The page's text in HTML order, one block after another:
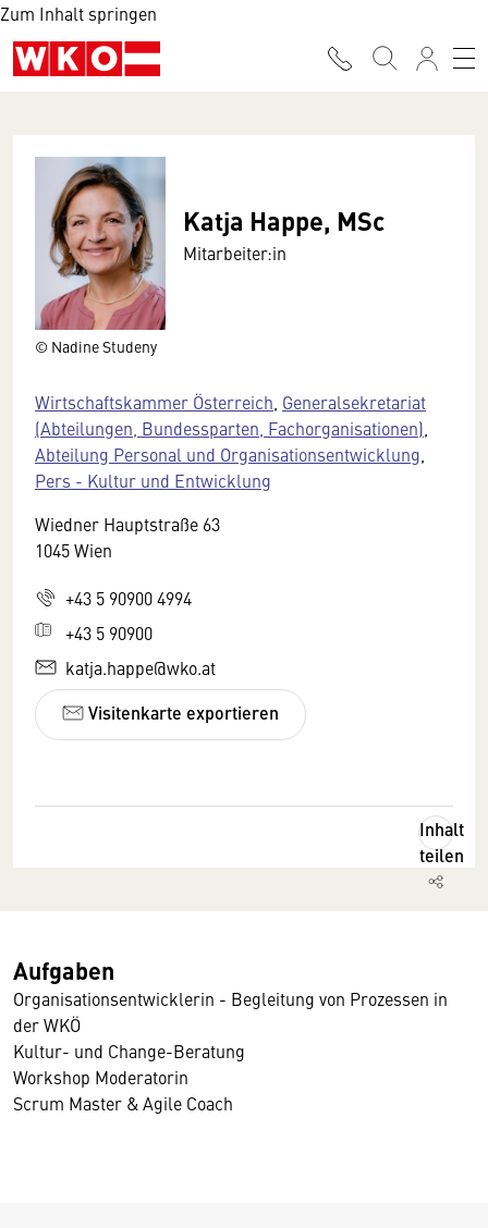
Zum Inhalt springen
© Nadine Studeny
Katja Happe, MSc
Mitarbeiter:in
Wirtschaftskammer Österreich Generalsekretariat
(Abteilungen, Bundessparten, Fachorganisationen)
Abteilung Personal und Organisationsentwicklung
Pers - Kultur und Entwicklung
Wiedner Hauptstraße 63
1045 Wien
+43 5 90900 4994
+43 5 90900
katja.happe@wko.at
Visitenkarte exportieren
Inhalt
teilen
Aufgaben
Organisationsentwicklerin - Begleitung von Prozessen in
der WKÖ
Kultur- und Change-Beratung
Workshop Moderatorin
Scrum Master & Agile Coach